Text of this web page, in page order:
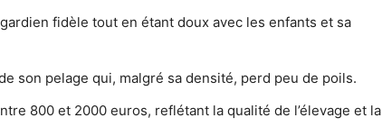
fidèle tout en étant doux avec les enfants et sa
son pelage qui, malgré sa densité, perd peu de poils.
800 et 2000 euros, reflétant la qualité de l’élevage et la